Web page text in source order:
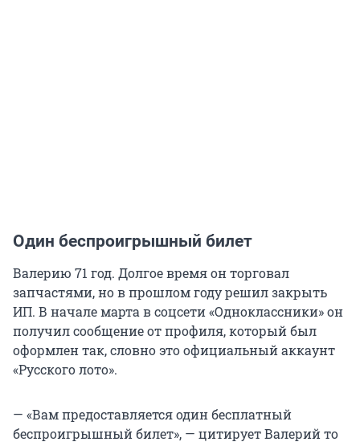
Один беспроигрышный билет
Валерию 71 год. Долгое время он торговал
запчастями, но в прошлом году решил закрыть
ИП. В начале марта в соцсети «Одноклассники» он
получил сообщение от профиля, который был
оформлен так, словно это официальный аккаунт
«Русского лото».
— «Вам предоставляется один бесплатный
беспроигрышный билет», — цитирует Валерий то